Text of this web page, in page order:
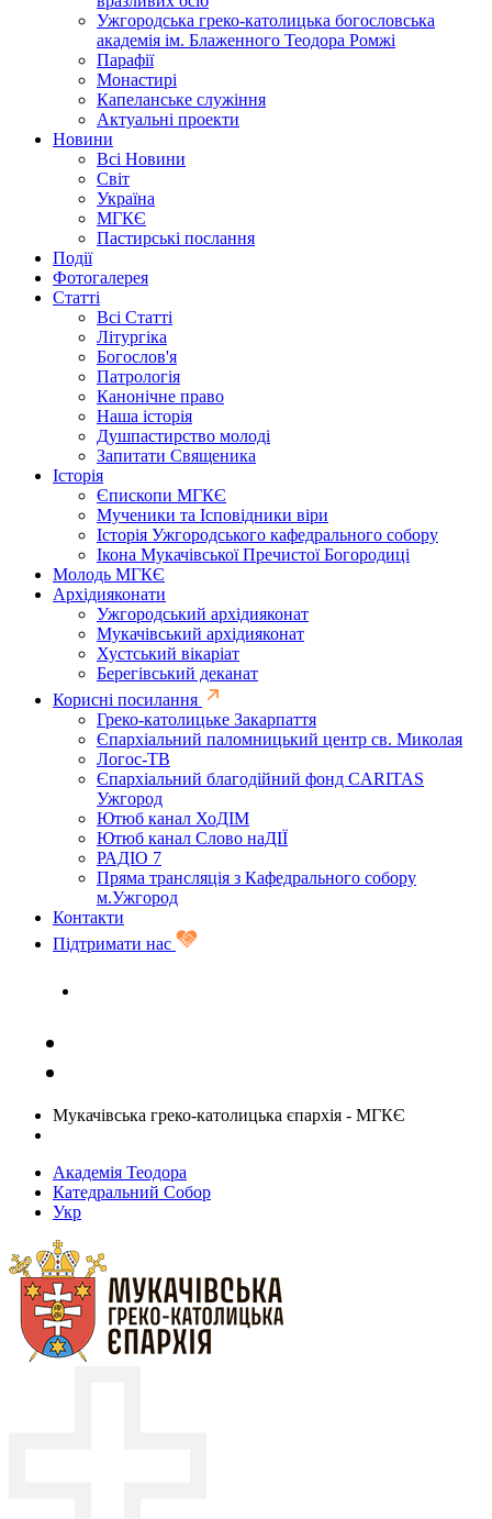
Ужгородська греко-католицька богословська
академія ім. Блаженного Теодора Ромжі
Парафії
Монастирі
Капеланське служіння
Актуальні проекти
Новини
Всі Новини
Світ
Україна
МГКЄ
Пастирські послання
Події
Фотогалерея
Статті
Всі Статті
Літургіка
Богослов'я
Патрологія
Канонічне право
Наша історія
Душпастирство молоді
Запитати Священика
Історія
Єпископи МГКЄ
Мученики та Ісповідники віри
Історія Ужгородського кафедрального собору
Ікона Мукачівської Пречистої Богородиці
Молодь МГКЄ
Архідияконати
Ужгородський архідияконат
Мукачівський архідияконат
Хустський вікаріат
Берегівський деканат
Корисні посилання
Греко-католицьке Закарпаття
Єпархіальний паломницький центр св. Миколая
Логос-ТВ
Єпархіальний благодійний фонд CARITAS
Ужгород
Ютюб канал ХоДІМ
Ютюб канал Слово наДІЇ
РАДІО 7
Пряма трансляція з Кафедрального собору
м.Ужгород
Контакти
Підтримати нас
Мукачівська греко-католицька єпархія - МГКЄ
Академія Теодора
Катедральний Собор
Укр